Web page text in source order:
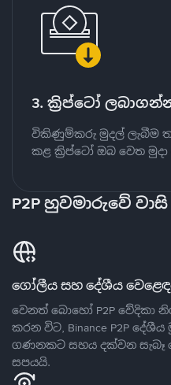
3. ක්‍රිප්ටෝ
විකිණුම්කරු මුදල් ලැබීම
කළ ක්‍රිප්ටෝ ඔබ වෙත මුදා
P2P හුවමාරුවේ වාසි
ගෝලීය සහ දේශීය
වෙනත් බොහෝ P2P වේදිකා
කරන විට, Binance P2P
ගණනකට සහය දක්වන සැබෑ
සපයයි.